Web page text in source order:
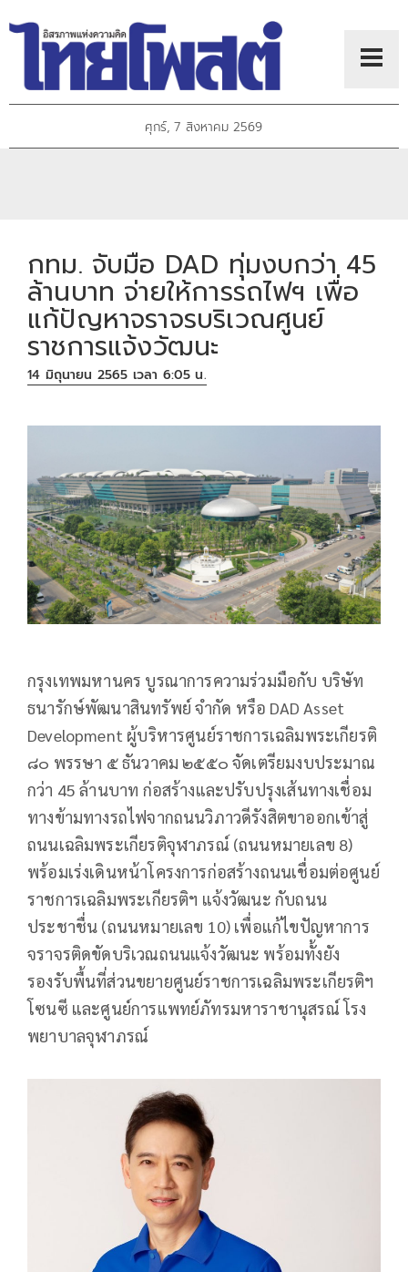
ศุกร์, 7 สิงหาคม 2569
กทม. จับมือ DAD ทุ่มงบกว่า 45
ล้านบาท จ่ายให้การรถไฟฯ เพื่อ
แก้ปัญหาจราจรบริเวณศูนย์
ราชการแจ้งวัฒนะ
14 มิถุนายน 2565 เวลา 6:05 น.
กรุงเทพมหานคร บูรณาการความร่วมมือกับ บริษัท
ธนารักษ์พัฒนาสินทรัพย์ จำกัด หรือ DAD Asset
Development ผู้บริหารศูนย์ราชการเฉลิมพระเกียรติ
๘๐ พรรษา ๕ ธันวาคม ๒๕๕๐ จัดเตรียมงบประมาณ
กว่า 45 ล้านบาท ก่อสร้างและปรับปรุงเส้นทางเชื่อม
ทางข้ามทางรถไฟจากถนนวิภาวดีรังสิตขาออกเข้าสู่
ถนนเฉลิมพระเกียรติจุฬาภรณ์ (ถนนหมายเลข 8)
พร้อมเร่งเดินหน้าโครงการก่อสร้างถนนเชื่อมต่อศูนย์
ราชการเฉลิมพระเกียรติฯ แจ้งวัฒนะ กับถนน
ประชาชื่น (ถนนหมายเลข 10) เพื่อแก้ไขปัญหาการ
จราจรติดขัดบริเวณถนนแจ้งวัฒนะ พร้อมทั้งยัง
รองรับพื้นที่ส่วนขยายศูนย์ราชการเฉลิมพระเกียรติฯ
โซนซี และศูนย์การแพทย์ภัทรมหาราชานุสรณ์ โรง
พยาบาลจุฬาภรณ์